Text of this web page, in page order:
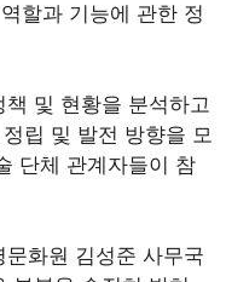
할과 기능에 관한 정
및 현황을 분석하고
립 및 발전 방향을 모
단체 관계자들이 참
화원 김성준 사무국